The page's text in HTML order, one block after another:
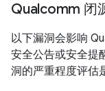
Qualcomm 闭
以下漏洞会影响
安全公告或安全提
洞的严重程度评估